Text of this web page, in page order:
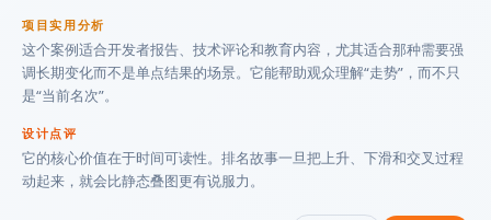
项目实用分析
这个案例适合开发者报告、技术评论和教育内容，尤其适合那种需要强
调长期变化而不是单点结果的场景。它能帮助观众理解“走势”，而不只
是“当前名次”。
设计点评
它的核心价值在于时间可读性。排名故事一旦把上升、下滑和交叉过程
动起来，就会比静态叠图更有说服力。